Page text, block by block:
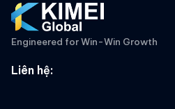
Engineered for Win-Win Growth
Liên hệ: